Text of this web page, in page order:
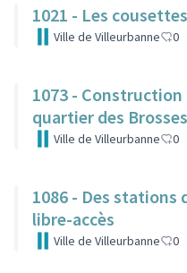
1021 - Les
Ville de Villeurbanne 0
1073 -
quartier des Brosses
Ville de Villeurbanne 0
1086 - Des stations
libre-accès
Ville de Villeurbanne 0